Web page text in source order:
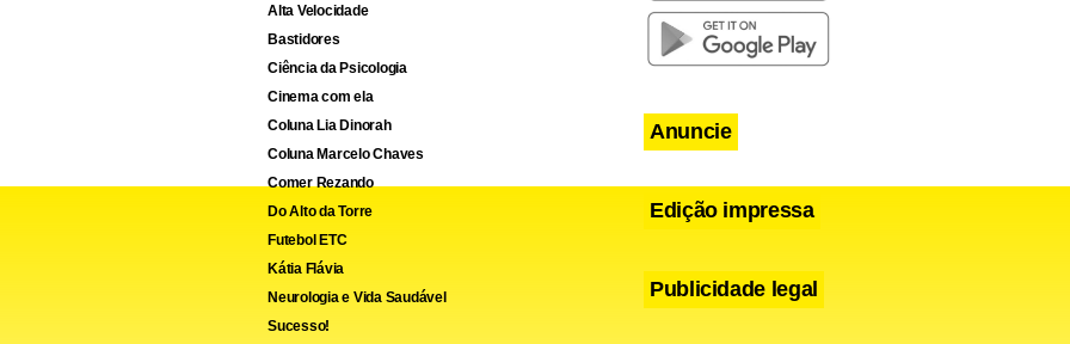
Alta Velocidade
Bastidores
Ciência da Psicologia
Cinema com ela
Coluna Lia Dinorah
Coluna Marcelo Chaves
Comer Rezando
Do Alto da Torre
Futebol ETC
Kátia Flávia
Neurologia e Vida Saudável
Sucesso!
Anuncie
Edição impressa
Publicidade legal